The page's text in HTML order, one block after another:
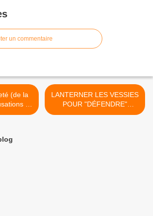
un commentaire
d'
LANTERNER LES VESSIES
POUR "DÉFENDRE"
ISRAËL? >